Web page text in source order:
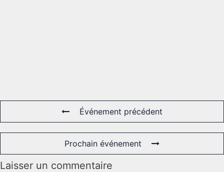
Événement précédent
Prochain événement
Laisser un commentaire